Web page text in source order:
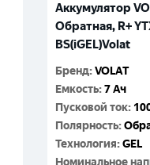
Аккумулятор
Обратная, R+
BS(iGEL)Volat
Бренд:VOLAT
Емкость:7 Ач
Пусковой ток:
Полярность:
Технология:GEL
Номинальное